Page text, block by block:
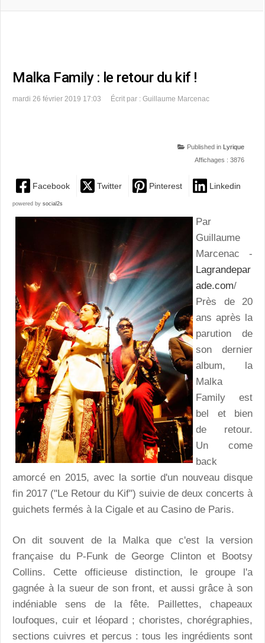
Malka Family : le retour du kif !
mardi 26 février 2019 17:03 Écrit par : Guillaume Marcenac
Published in
Lyrique
Affichages : 3876
Facebook Twitter Pinterest Linkedin
powered by social2s
Par
Guillaume
Marcenac -
Lagrandepar
ade.com/
Près de 20
ans après la
parution de
son dernier
album, la
Malka
Family est
bel et bien
de retour.
Un come
back
amorcé en 2015, avec la sortie d'un nouveau disque
fin 2017 ("Le Retour du Kif") suivie de deux concerts à
guichets fermés à la Cigale et au Casino de Paris.
On dit souvent de la Malka que c'est la version
française du P-Funk de George Clinton et Bootsy
Collins. Cette officieuse distinction, le groupe l'a
gagnée à la sueur de son front, et aussi grâce à son
indéniable sens de la fête. Paillettes, chapeaux
loufoques, cuir et léopard ; choristes, chorégraphies,
sections cuivres et percus : tous les ingrédients sont